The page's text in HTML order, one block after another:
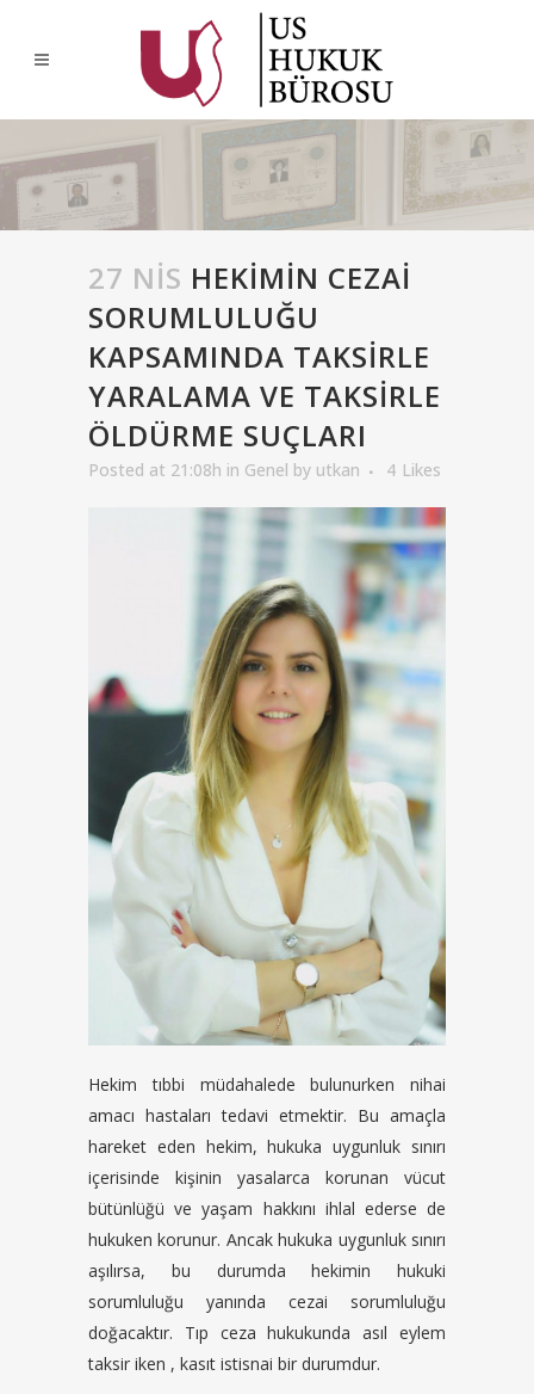
27 NIS HEKİMİN CEZAİ
SORUMLULUĞU
KAPSAMINDA TAKSİRLE
YARALAMA VE TAKSİRLE
ÖLDÜRME SUÇLARI
Posted at 21:08h in Genel by utkan 4 Likes
Hekim tıbbi müdahalede bulunurken nihai
amacı hastaları tedavi etmektir. Bu amaçla
hareket eden hekim, hukuka uygunluk sınırı
içerisinde kişinin yasalarca korunan vücut
bütünlüğü ve yaşam hakkını ihlal ederse de
hukuken korunur. Ancak hukuka uygunluk sınırı
aşılırsa, bu durumda hekimin hukuki
sorumluluğu yanında cezai sorumluluğu
doğacaktır. Tıp ceza hukukunda asıl eylem
taksir iken , kasıt istisnai bir durumdur.